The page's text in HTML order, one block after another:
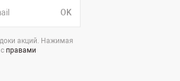
OK
акций. Нажимая
правами